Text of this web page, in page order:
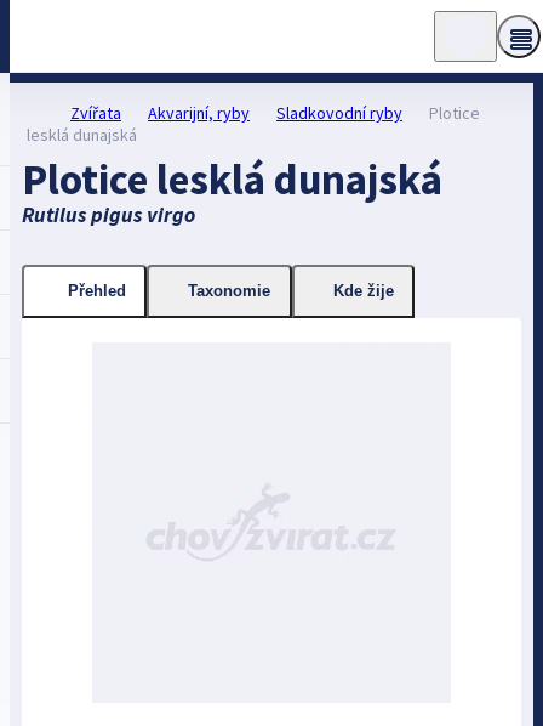
Zvířata Akvarijní, ryby Sladkovodní ryby
Plotice
lesklá dunajská
Plotice lesklá dunajská
Rutilus pigus virgo
Přehled Taxonomie Kde žije